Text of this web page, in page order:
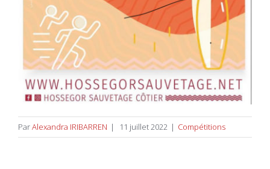
ParAlexandra IRIBARREN | 11 juillet 2022 | Compétitions